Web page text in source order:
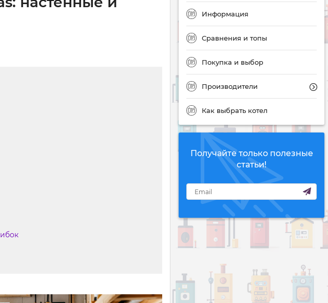
Информация
Сравнения и топы
Покупка и выбор
Производители
Как выбрать котел
Получайте только полезные
статьи!